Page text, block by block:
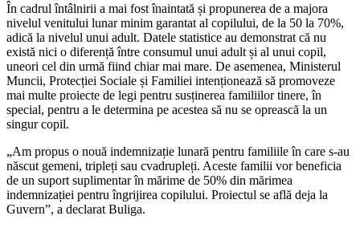
În cadrul întâlnirii a mai fost înaintată și propunerea de a majora
nivelul venitu­lui lunar minim garantat al copilului, de la 50 la 70%,
adică la nivelul unui adult. Da­tele statistice au demonstrat că nu
există nici o diferență între consumul unui adult și al unui copil,
uneori cel din urmă fiind chiar mai mare. De asemenea, Ministe­rul
Muncii, Protecției Sociale și Familiei intenționează să promoveze
mai multe proiecte de legi pentru susținerea famili­ilor tinere, în
special, pentru a le deter­mina pe acestea să nu se oprească la un
singur copil.
„Am propus o nouă indemnizație lu­nară pentru familiile în care s-au
născut gemeni, tripleți sau cvadrupleți. Aceste familii vor beneficia
de un suport supli­mentar în mărime de 50% din mărimea
indemnizației pentru îngrijirea copilului. Proiectul se află deja la
Guvern”, a decla­rat Buliga.